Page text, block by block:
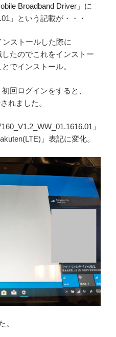
Broadband Driver 」に
」という記載が・・・
ストールした際に
たのでこれをインストー
でインストール。
回ログインをすると、
れました。
」
」表記に変化。
。